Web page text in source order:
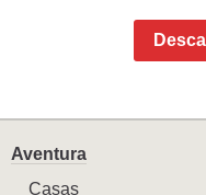
Aventura
Casas